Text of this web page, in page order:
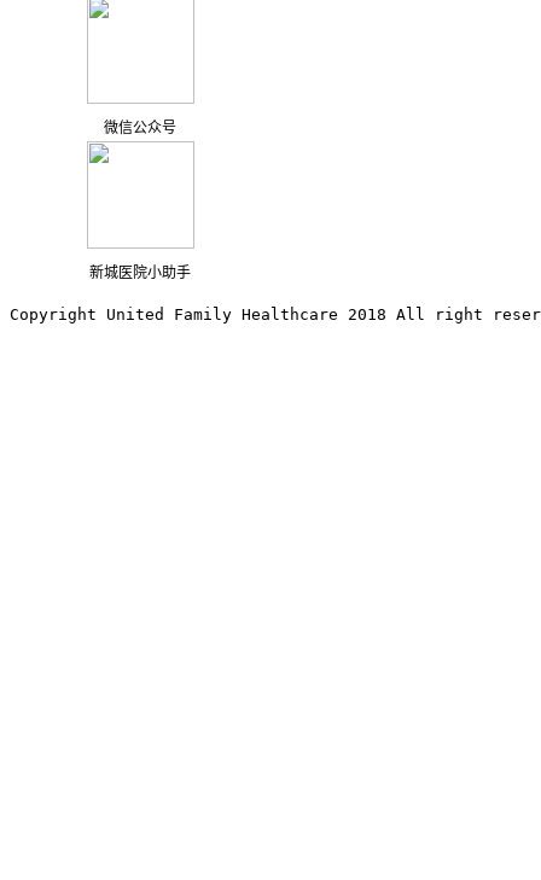
微信公众号
新城医院小助手
Copyright United Family Healthcare 2018 All right